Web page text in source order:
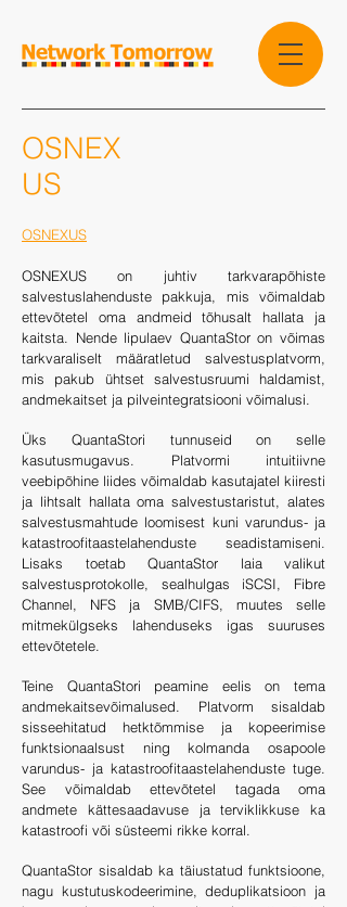
OSNEX
US
OSNEXUS
OSNEXUS on juhtiv tarkvarapõhiste
salvestuslahenduste pakkuja, mis võimaldab
ettevõtetel oma andmeid tõhusalt hallata ja
kaitsta. Nende lipulaev QuantaStor on võimas
tarkvaraliselt määratletud salvestusplatvorm,
mis pakub ühtset salvestusruumi haldamist,
andmekaitset ja pilveintegratsiooni võimalusi.
Üks QuantaStori tunnuseid on selle
kasutusmugavus. Platvormi intuitiivne
veebipõhine liides võimaldab kasutajatel kiiresti
ja lihtsalt hallata oma salvestustaristut, alates
salvestusmahtude loomisest kuni varundus- ja
katastroofitaastelahenduste seadistamiseni.
Lisaks toetab QuantaStor laia valikut
salvestusprotokolle, sealhulgas iSCSI, Fibre
Channel, NFS ja SMB/CIFS, muutes selle
mitmekülgseks lahenduseks igas suuruses
ettevõtetele.
Teine QuantaStori peamine eelis on tema
andmekaitsevõimalused. Platvorm sisaldab
sisseehitatud hetktõmmise ja kopeerimise
funktsionaalsust ning kolmanda osapoole
varundus- ja katastroofitaastelahenduste tuge.
See võimaldab ettevõtetel tagada oma
andmete kättesaadavuse ja terviklikkuse ka
katastroofi või süsteemi rikke korral.
QuantaStor sisaldab ka täiustatud funktsioone,
nagu kustutuskodeerimine, deduplikatsioon ja